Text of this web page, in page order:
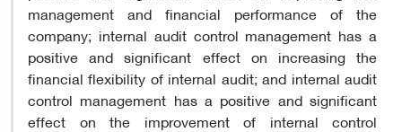
management and financial performance of the
company; internal audit control management has a
positive and significant effect on increasing the
financial flexibility of internal audit; and internal audit
control management has a positive and significant
effect on the improvement of internal control